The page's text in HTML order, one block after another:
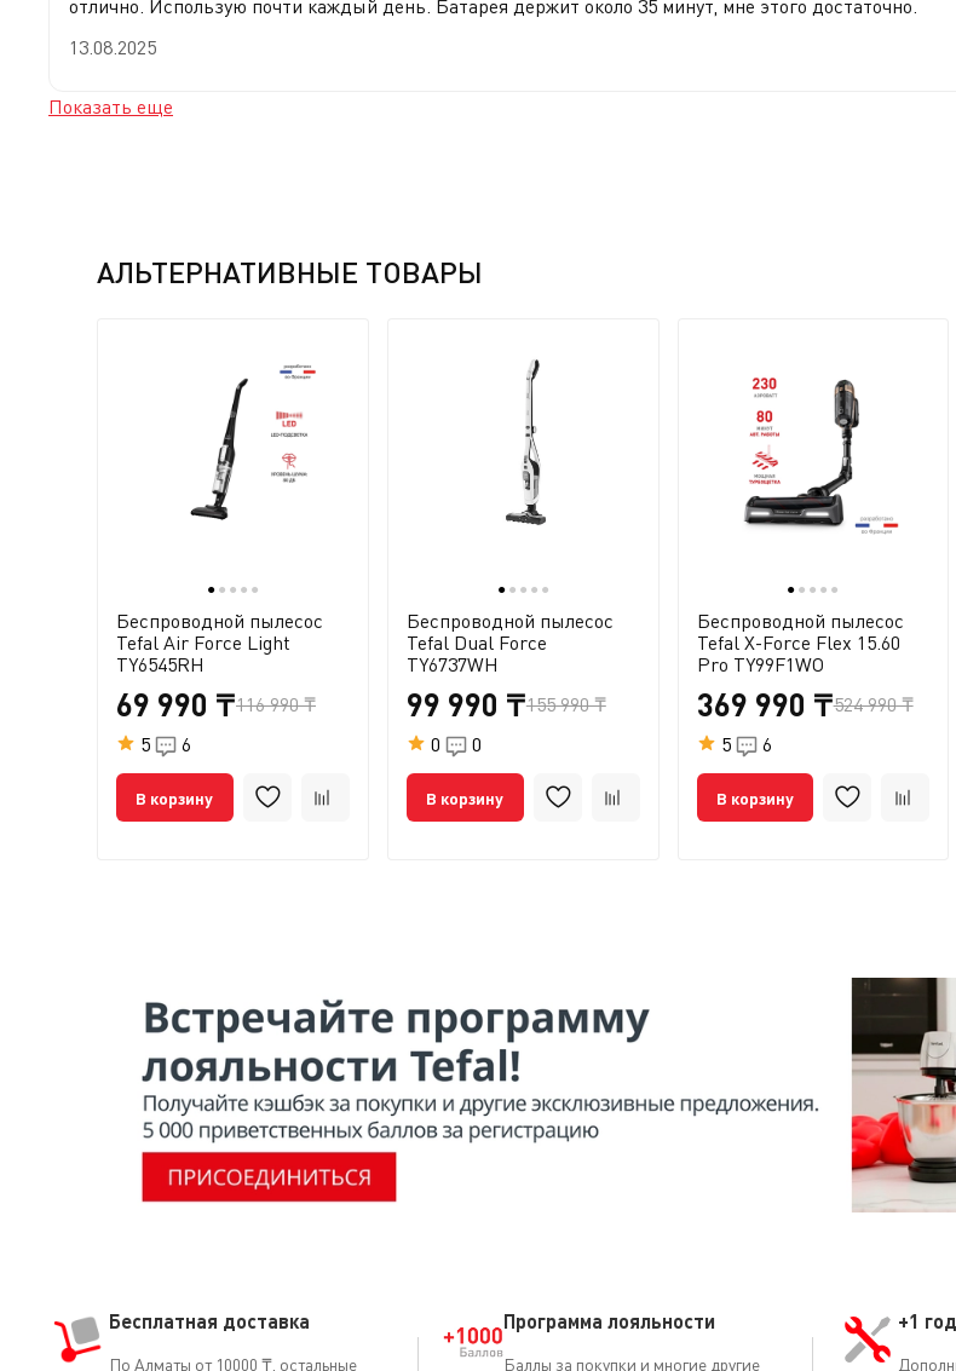
отлично. Использую почти каждый день. Батарея держит около 35 минут, мне этого достаточно.
13.08.2025
Показать еще
АЛЬТЕРНАТИВНЫЕ ТОВАРЫ
● ● ● ● ●
Беспроводной пылесос
Tefal Air Force Light
TY6545RH
69 990 ₸116 990 ₸
5
6
В корзину
● ● ● ● ●
Беспроводной пылесос
Tefal Dual Force
TY6737WH
99 990 ₸155 990 ₸
0
0
В корзину
● ● ● ● ●
Беспроводной пылесос
Tefal X-Force Flex 15.60
Pro TY99F1WO
369 990 ₸524 990 ₸
5
6
В корзину
Бесплатная доставка
По Алматы от 10000 ₸, остальные
Программа лояльности
Баллы за покупки и многие другие
+1